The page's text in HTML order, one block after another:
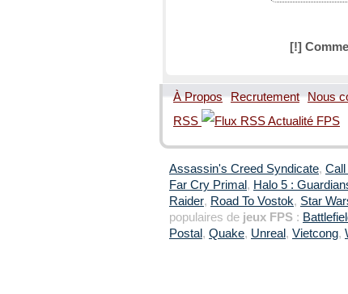
[!]
À Propos Recrutement Nous
RSS
Assassin's Creed Syndicate,
Far Cry Primal , Halo 5 :
Raider, Road To Vostok, Star
populaires de jeux FPS :
Postal , Quake, Unreal , Vietcong,